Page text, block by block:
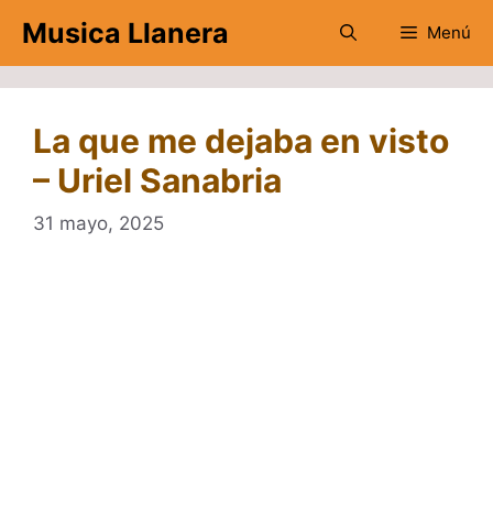
contenido
Musica Llanera Menú
La que me dejaba en visto
– Uriel Sanabria
31 mayo, 2025